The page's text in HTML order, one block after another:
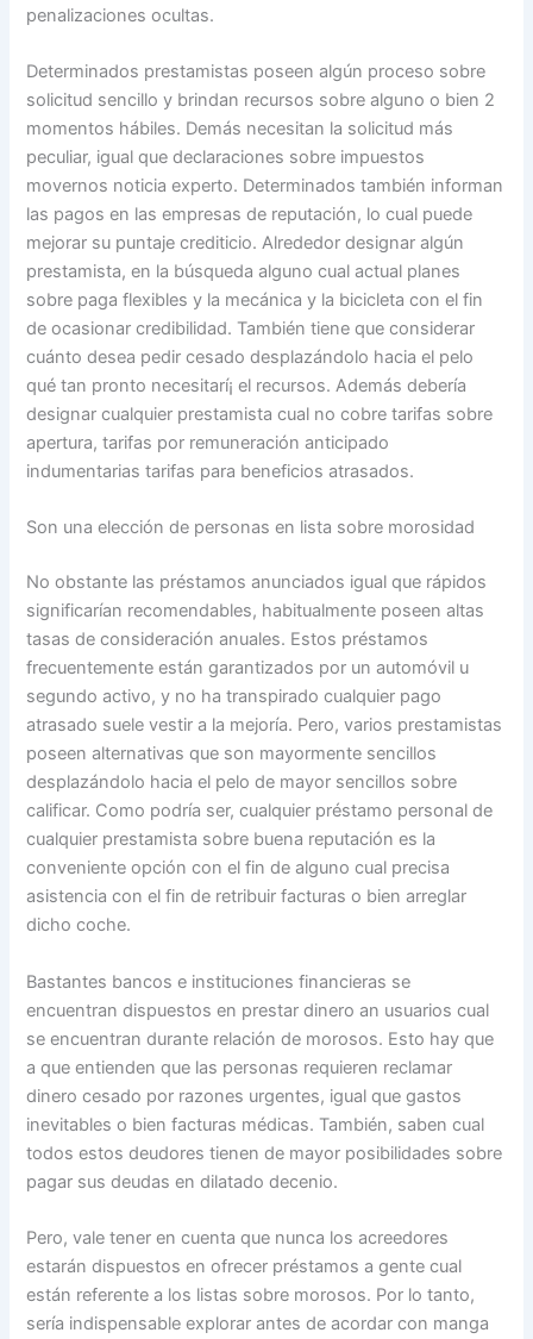
penalizaciones ocultas.
Determinados prestamistas poseen algún proceso sobre
solicitud sencillo y brindan recursos sobre alguno o bien 2
momentos hábiles. Demás necesitan la solicitud más
peculiar, igual que declaraciones sobre impuestos
movernos noticia experto. Determinados también informan
las pagos en las empresas de reputación, lo cual puede
mejorar su puntaje crediticio. Alrededor designar algún
prestamista, en la búsqueda alguno cual actual planes
sobre paga flexibles y la mecánica y la bicicleta con el fin
de ocasionar credibilidad. También tiene que considerar
cuánto desea pedir cesado desplazándolo hacia el pelo
qué tan pronto necesitarí¡ el recursos. Además debería
designar cualquier prestamista cual no cobre tarifas sobre
apertura, tarifas por remuneración anticipado
indumentarias tarifas para beneficios atrasados.
Son una elección de personas en lista sobre morosidad
No obstante las préstamos anunciados igual que rápidos
significarían recomendables, habitualmente poseen altas
tasas de consideración anuales. Estos préstamos
frecuentemente están garantizados por un automóvil u
segundo activo, y no ha transpirado cualquier pago
atrasado suele vestir a la mejoría. Pero, varios prestamistas
poseen alternativas que son mayormente sencillos
desplazándolo hacia el pelo de mayor sencillos sobre
calificar. Como podrí­a ser, cualquier préstamo personal de
cualquier prestamista sobre buena reputación es la
conveniente opción con el fin de alguno cual precisa
asistencia con el fin de retribuir facturas o bien arreglar
dicho coche.
Bastantes bancos e instituciones financieras se
encuentran dispuestos en prestar dinero an usuarios cual
se encuentran durante relación de morosos. Esto hay que
a que entienden que las personas requieren reclamar
dinero cesado por razones urgentes, igual que gastos
inevitables o bien facturas médicas. También, saben cual
todos estos deudores tienen de mayor posibilidades sobre
pagar sus deudas en dilatado decenio.
Pero, vale tener en cuenta que nunca los acreedores
estarán dispuestos en ofrecer préstamos a gente cual
están referente a los listas sobre morosos. Por lo tanto,
serí­a indispensable explorar antes de acordar con manga